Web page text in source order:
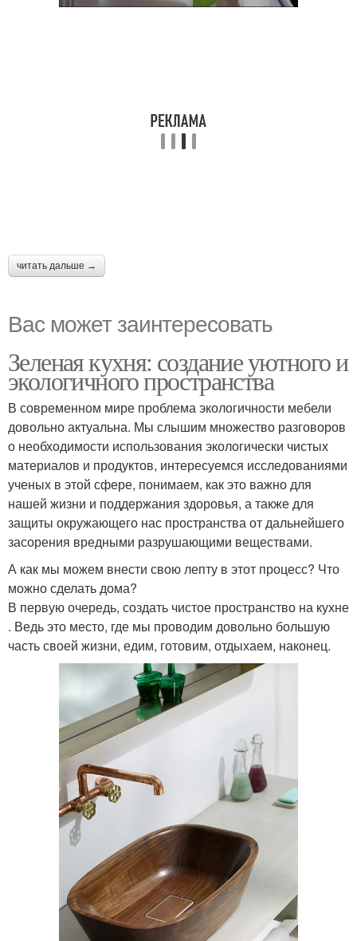
читать дальше →
Вас может заинтересовать
Зеленая кухня: создание уютного и
экологичного пространства
В современном мире проблема экологичности мебели
довольно актуальна. Мы слышим множество разговоров
о необходимости использования экологически чистых
материалов и продуктов, интересуемся исследованиями
ученых в этой сфере, понимаем, как это важно для
нашей жизни и поддержания здоровья, а также для
защиты окружающего нас пространства от дальнейшего
засорения вредными разрушающими веществами.
А как мы можем внести свою лепту в этот процесс? Что
можно сделать дома?
В первую очередь, создать чистое пространство на кухне
. Ведь это место, где мы проводим довольно большую
часть своей жизни, едим, готовим, отдыхаем, наконец.